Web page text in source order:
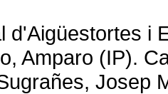
d'Aigüestortes i
Amparo (IP).
Josep